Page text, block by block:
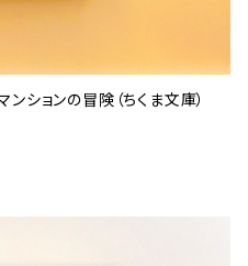
ションの冒険（ちくま文庫）